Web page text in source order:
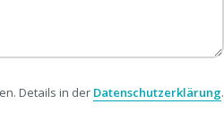
Details in der Datenschutzerklärung.